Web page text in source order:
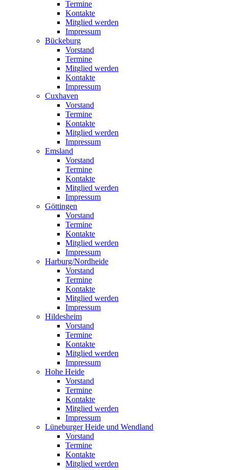
Termine
Kontakte
Mitglied werden
Impressum
Bückeburg
Vorstand
Termine
Mitglied werden
Kontakte
Impressum
Cuxhaven
Vorstand
Termine
Kontakte
Mitglied werden
Impressum
Emsland
Vorstand
Termine
Kontakte
Mitglied werden
Impressum
Göttingen
Vorstand
Termine
Kontakte
Mitglied werden
Impressum
Harburg/Nordheide
Vorstand
Termine
Kontakte
Mitglied werden
Impressum
Hildesheim
Vorstand
Termine
Kontakte
Mitglied werden
Impressum
Hohe Heide
Vorstand
Termine
Kontakte
Mitglied werden
Impressum
Lüneburger Heide und Wendland
Vorstand
Termine
Kontakte
Mitglied werden